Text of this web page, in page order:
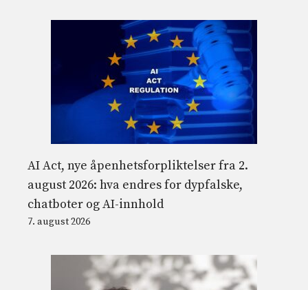
AI Act, nye åpenhetsforpliktelser fra 2.
august 2026: hva endres for dypfalske,
chatboter og AI-innhold
7. august 2026